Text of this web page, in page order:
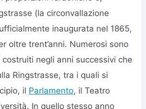
(la circonvallazione
inaugurata nel 1865,
oltre trent’anni. Numerosi sono
negli anni successivi che
Ringstrasse, tra i quali si
il Parlamento, il Teatro
In quello stesso anno